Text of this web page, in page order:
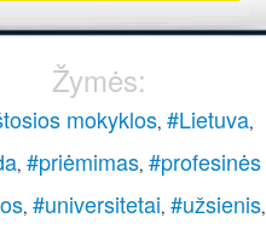
Žymės:
mokyklos, #Lietuva,
, #priėmimas, #profesinės
, #universitetai, #užsienis,